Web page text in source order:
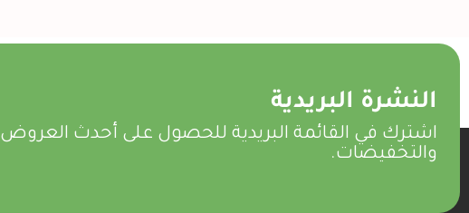
النشرة البريدية
اشترك في القائمة البريدية للحصول على أحدث العروض
والتخفيضات.